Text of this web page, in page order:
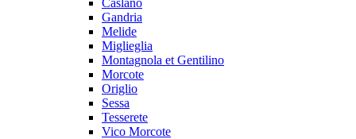
Caslano
Gandria
Melide
Miglieglia
Montagnola et Gentilino
Morcote
Origlio
Sessa
Tesserete
Vico Morcote